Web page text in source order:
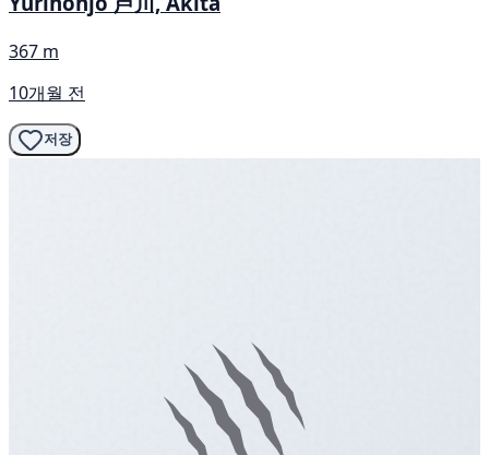
367 m
10개월 전
저장